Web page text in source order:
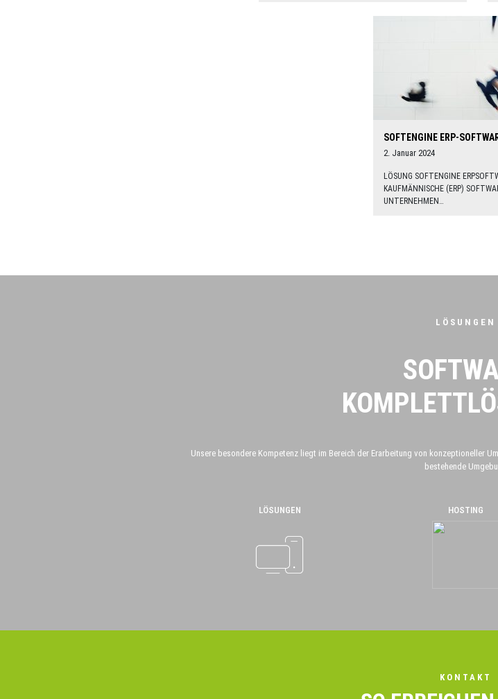
SOFTENGINE ERP-
2. Januar 2024
LÖSUNG SOFTENGINE
KAUFMÄNNISCHE (ERP)
UNTERNEHMEN…
LÖSUNGEN
Unsere besondere Kompetenz liegt im Bereich der Erarbeitung von konzeptioneller
bestehende
LÖSUNGEN HOSTING
KONTAKT